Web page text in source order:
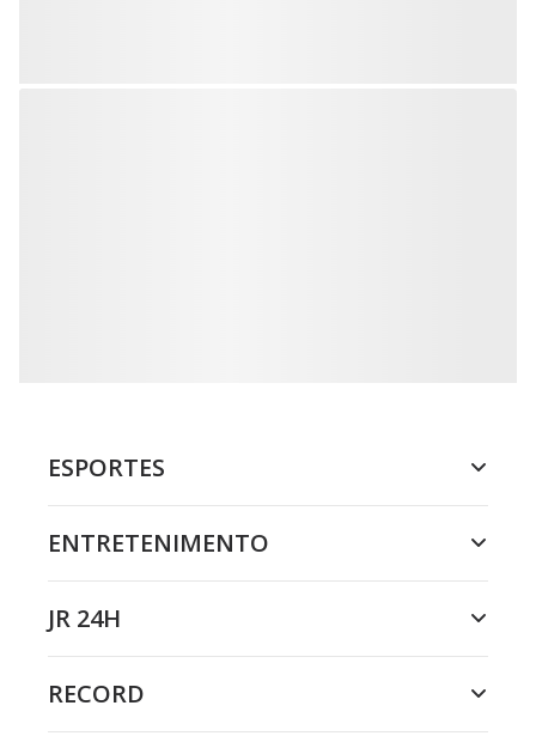
ESPORTES
ENTRETENIMENTO
JR 24H
RECORD